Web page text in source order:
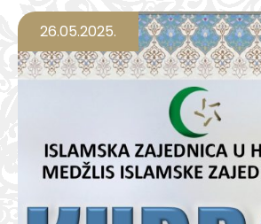
26.05.2025.